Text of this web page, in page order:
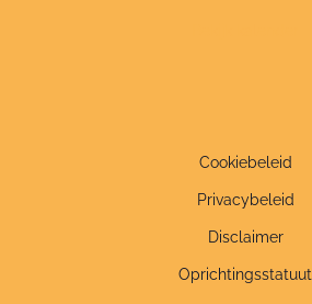
Cookiebeleid
Privacybeleid
Disclaimer
Oprichtingsstatuut